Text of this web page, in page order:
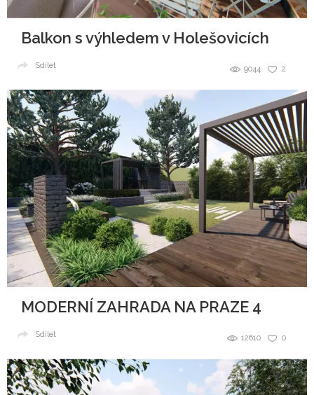
Balkon s výhledem v Holešovicích
2
9044
Sdílet
MODERNÍ ZAHRADA NA PRAZE 4
0
12610
Sdílet